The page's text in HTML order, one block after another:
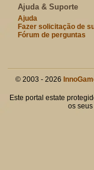
Ajuda & Suporte
Ajuda
Fazer solicitação de
Fórum de perguntas
© 2003 - 2026
Este portal estate
os